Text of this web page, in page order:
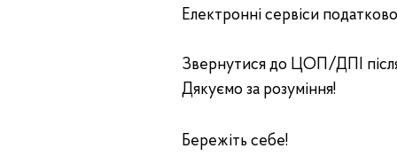
Електронні сервіси
Звернутися до ЦОП/ДПІ після
Дякуємо за розуміння!
Бережіть себе!